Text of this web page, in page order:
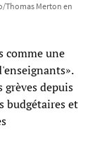
Thomas Merton en
comme une
depuis
budgétaires et